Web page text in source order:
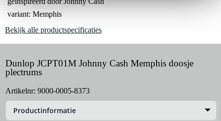
variant: Memphis
Bekijk alle productspecificaties
Dunlop JCPT01M Johnny Cash Memphis doosje
plectrums
Artikelnr: 9000-0005-8373
Productinformatie